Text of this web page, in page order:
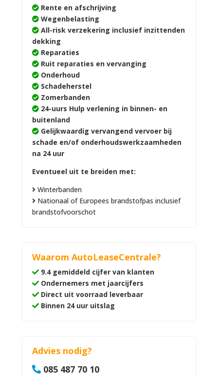
Rente en afschrijving
Wegenbelasting
All-risk verzekering inclusief inzittenden
dekking
Reparaties
Ruit reparaties en vervanging
Onderhoud
Schadeherstel
Zomerbanden
24-uurs Hulp verlening in binnen- en
buitenland
Gelijkwaardig vervangend vervoer bij
schade en/of onderhoudswerkzaamheden
na 24 uur
Eventueel uit te breiden met:
Winterbanden
Nationaal of Europees brandstofpas inclusief
brandstofvoorschot
Waarom AutoLeaseCentrale?
9.4 gemiddeld cijfer van klanten
Ondernemers met jaarcijfers
Direct uit voorraad leverbaar
Binnen 24 uur uitslag
Advies nodig?
085 487 70 10